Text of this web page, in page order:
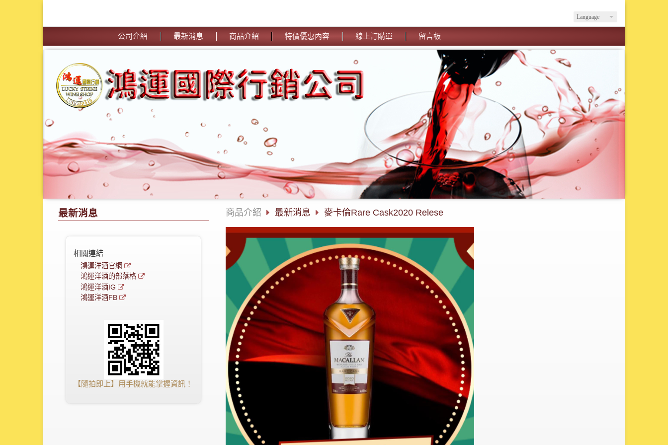
Language
公司介紹 最新消息 商品介紹 特價優惠內容 線上訂購單 留言板
最新消息
相關連結
鴻運洋酒官網
鴻運洋酒的部落格
鴻運洋酒IG
鴻運洋酒FB
【隨拍即上】用手機就能掌握資訊！
商品介紹 最新消息 麥卡倫Rare Cask2020 Relese